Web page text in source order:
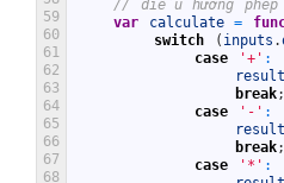
59
60
61
62
63
64
65
66
67
68
// điều hướng phép
var
calculate =
switch
( inputs .
case
'+' :
result
break;
case
'-' :
result
break;
case
'*' :